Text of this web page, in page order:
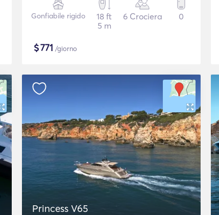
Gonfiabile rigido
18 ft
5 m
6 Crociera 0
$771 /giorno
Princess V65